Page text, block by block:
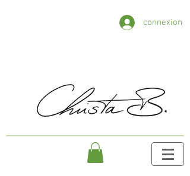
connexion